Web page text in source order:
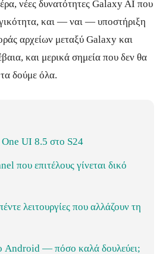
νέες δυνατότητες Galaxy AI που
και — ναι — υποστήριξη
αρχείων μεταξύ Galaxy και
και μερικά σημεία που δεν θα
δούμε όλα.
One UI 8.5 στο S24
που επιτέλους γίνεται δικό
λειτουργίες που αλλάζουν τη
Android — πόσο καλά δουλεύει;